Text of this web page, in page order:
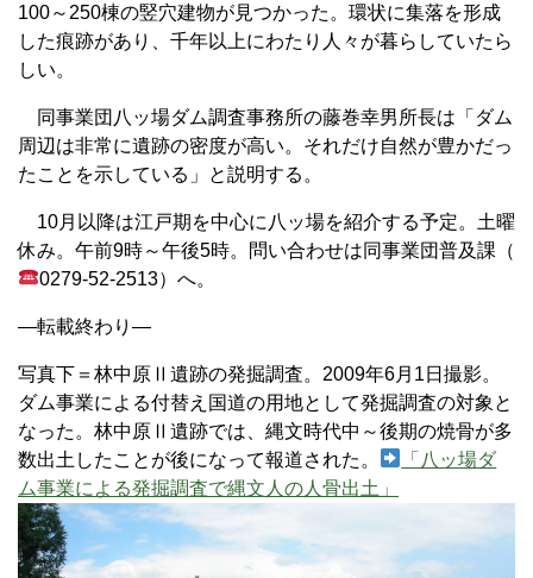
100～250棟の竪穴建物が見つかった。環状に集落を形成
した痕跡があり、千年以上にわたり人々が暮らしていたら
しい。
同事業団八ッ場ダム調査事務所の藤巻幸男所長は「ダム
周辺は非常に遺跡の密度が高い。それだけ自然が豊かだっ
たことを示している」と説明する。
10月以降は江戸期を中心に八ッ場を紹介する予定。土曜
休み。午前9時～午後5時。問い合わせは同事業団普及課（
0279-52-2513）へ。
—転載終わり—
写真下＝林中原Ⅱ遺跡の発掘調査。2009年6月1日撮影。
ダム事業による付替え国道の用地として発掘調査の対象と
なった。林中原Ⅱ遺跡では、縄文時代中～後期の焼骨が多
数出土したことが後になって報道された。
「八ッ場ダ
ム事業による発掘調査で縄文人の人骨出土」